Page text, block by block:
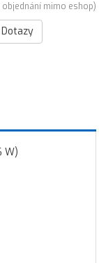
objednání mimo eshop)
Dotazy
W)